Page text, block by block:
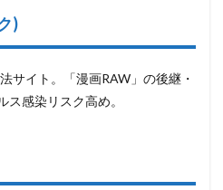
)
サイト。「漫画RAW」の後継・
感染リスク高め。